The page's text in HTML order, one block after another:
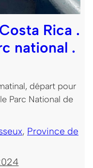
Rica .
national .
départ pour
Parc National de
, Province de